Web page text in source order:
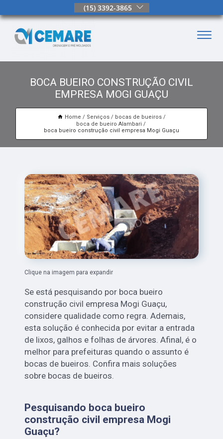
(15) 3392-3865
BOCA BUEIRO CONSTRUÇÃO CIVIL
EMPRESA MOGI GUAÇU
Home Serviços
bocas de bueiros
boca de bueiro Alambari
boca bueiro construção civil empresa Mogi Guaçu
Clique na imagem para expandir
Se está pesquisando por boca bueiro
construção civil empresa Mogi Guaçu,
considere qualidade como regra. Ademais,
esta solução é conhecida por evitar a entrada
de lixos, galhos e folhas de árvores. Afinal, é o
melhor para prefeituras quando o assunto é
bocas de bueiros. Confira mais soluções
sobre bocas de bueiros.
Pesquisando boca bueiro
construção civil empresa Mogi
Guaçu?